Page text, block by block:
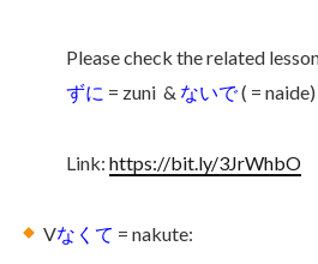
Please check the related
ずに = zuni & ないで( = naide)
Link: https://bit.ly/3JrWhbO
Vなくて = nakute: